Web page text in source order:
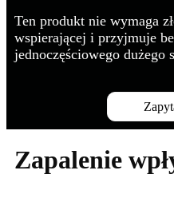
Ten produkt nie wymaga
wspierającej i przyjmuje
jednoczęściowego dużego
Zapalenie